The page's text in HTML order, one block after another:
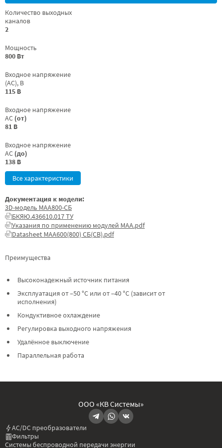
Количество выходных
каналов
2
Мощность
800 Вт
Входное напряжение
(AC), В
115 В
Входное напряжение
AC (от)
81 В
Входное напряжение
AC (до)
138 В
Все характеристики
Преимущества
Высоконадежный источник питания
Эксплуатация от –50 °C или от –40 °C (зависит от
исполнения)
Кондуктивное охлаждение
Регулировка выходного напряжения
Удалённое выключение
Параллельная работа
Документация к модели:
3D-модель МАА800-СБ
БКЯЮ.436610.017 ТУ
Указания по применению модулей МАА.pdf
Datasheet МАА600(800) СБ(СВ).pdf
ООО «КВ Системы»
AC/DC преобразователи
Фильтры
Системы беспроводной передачи энергии